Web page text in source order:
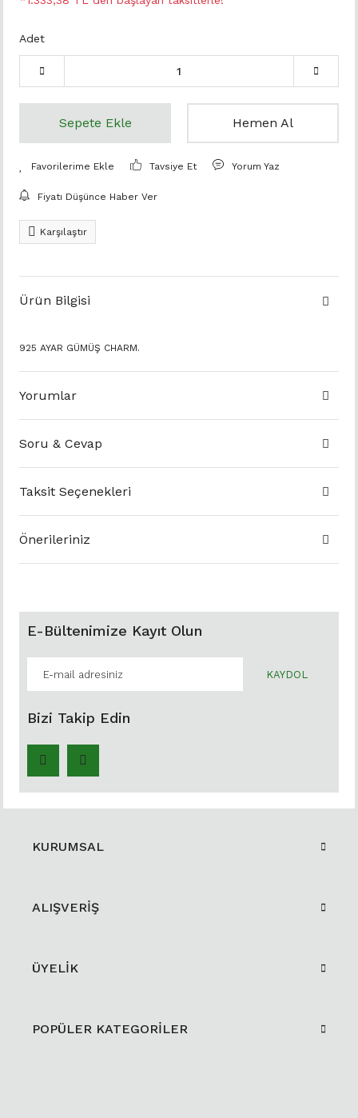
Adet
Sepete Ekle Hemen Al
Tavsiye Et Yorum Yaz
Fiyatı Düşünce Haber Ver
Karşılaştır
Ürün Bilgisi
925 AYAR GÜMÜŞ CHARM.
Yorumlar
Soru & Cevap
Taksit Seçenekleri
Önerileriniz
E-Bültenimize Kayıt Olun
KAYDOL
Bizi Takip Edin
KURUMSAL
ALIŞVERİŞ
ÜYELİK
POPÜLER KATEGORİLER